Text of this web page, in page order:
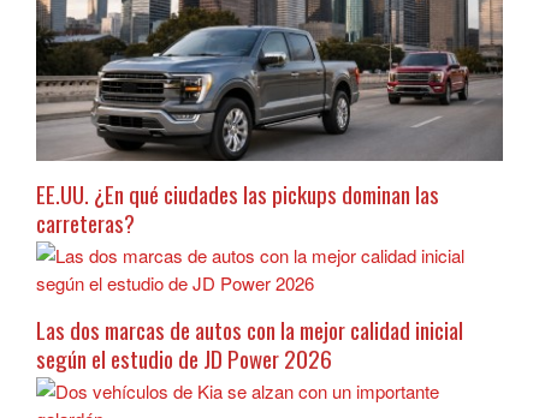
EE.UU. ¿En qué ciudades las pickups dominan las
carreteras?
Las dos marcas de autos con la mejor calidad inicial
según el estudio de JD Power 2026